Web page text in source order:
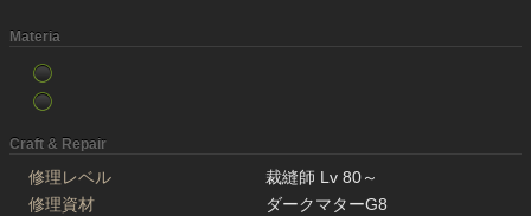
Materia
Craft & Repair
修理レベル
裁縫師 Lv 80～
修理資材
ダークマターG8